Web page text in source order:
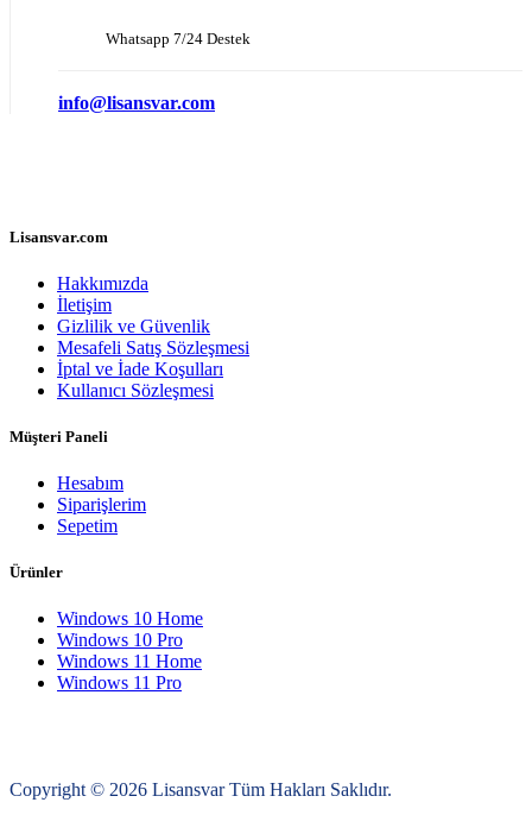
Whatsapp 7/24 Destek
info@lisansvar.com
Lisansvar.com
Hakkımızda
İletişim
Gizlilik ve Güvenlik
Mesafeli Satış Sözleşmesi
İptal ve İade Koşulları
Kullanıcı Sözleşmesi
Müşteri Paneli
Hesabım
Siparişlerim
Sepetim
Ürünler
Windows 10 Home
Windows 10 Pro
Windows 11 Home
Windows 11 Pro
Copyright © 2026 Lisansvar Tüm Hakları Saklıdır.